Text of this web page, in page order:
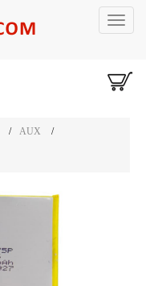
Toggle
/ AUX /